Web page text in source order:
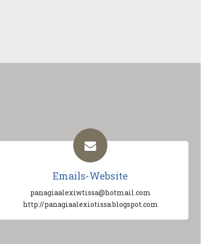
Emails-Website
panagiaalexiwtissa@hotmail.com
http://panagiaalexiotissa.blogspot.com